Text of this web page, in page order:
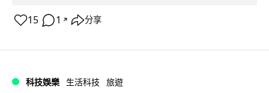
15 1 ↗ 分享
科技娛樂 生活科技 旅遊